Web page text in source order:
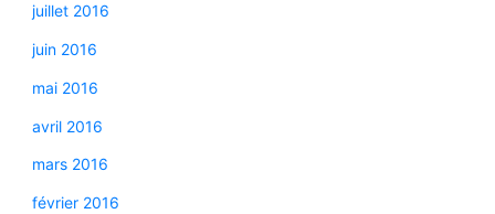
juillet 2016
juin 2016
mai 2016
avril 2016
mars 2016
février 2016